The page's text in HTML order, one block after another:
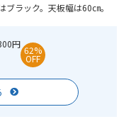
ラック。天板幅は60㎝。
円
62%
OFF